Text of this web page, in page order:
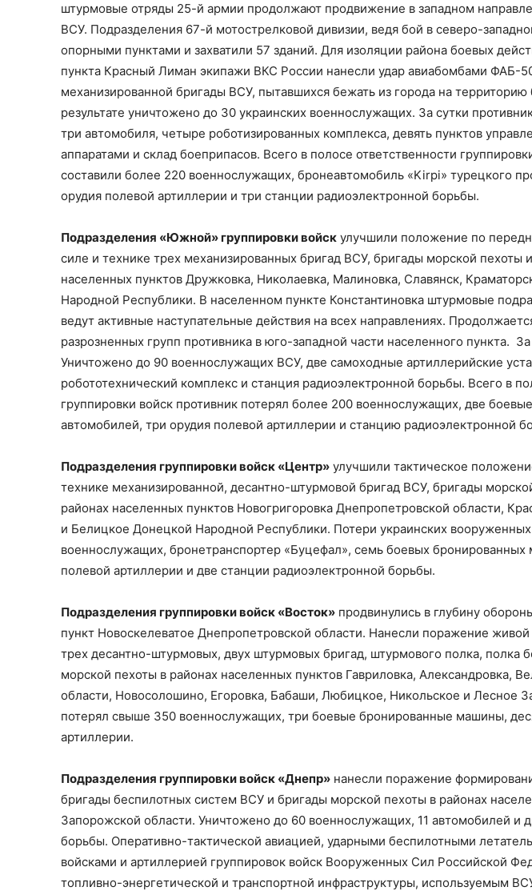
штурмовые отряды 25-й армии продолжают продвижение в западном
ВСУ. Подразделения 67-й мотострелковой дивизии, ведя бой в северо-
опорными пунктами и захватили 57 зданий. Для изоляции района боевых
пункта Красный Лиман экипажи ВКС России нанесли удар авиабомбами ФАБ-
механизированной бригады ВСУ, пытавшихся бежать из города на территорию
результате уничтожено до 30 украинских военнослужащих. За сутки
три автомобиля, четыре роботизированных комплекса, девять пунктов
аппаратами и склад боеприпасов. Всего в полосе ответственности
составили более 220 военнослужащих, бронеавтомобиль «Kirpi» турецкого
орудия полевой артиллерии и три станции радиоэлектронной борьбы.
Подразделения «Южной» группировки войск улучшили положение по
силе и технике трех механизированных бригад ВСУ, бригады морской пехоты
населенных пунктов Дружковка, Николаевка, Малиновка, Славянск,
Народной Республики. В населенном пункте Константиновка штурмовые
ведут активные наступательные действия на всех направлениях.
разрозненных групп противника в юго-западной части населенного пункта.
Уничтожено до 90 военнослужащих ВСУ, две самоходные артиллерийские
робототехнический комплекс и станция радиоэлектронной борьбы. Всего в
группировки войск противник потерял более 200 военнослужащих, две
автомобилей, три орудия полевой артиллерии и станцию радиоэлектронной
Подразделения группировки войск «Центр» улучшили тактическое
технике механизированной, десантно-штурмовой бригад ВСУ, бригады
районах населенных пунктов Новогригоровка Днепропетровской области,
и Белицкое Донецкой Народной Республики. Потери украинских
военнослужащих, бронетранспортер «Буцефал», семь боевых
полевой артиллерии и две станции радиоэлектронной борьбы.
Подразделения группировки войск «Восток» продвинулись в глубину
пункт Новоскелеватое Днепропетровской области. Нанесли поражение
трех десантно-штурмовых, двух штурмовых бригад, штурмового полка, полка
морской пехоты в районах населенных пунктов Гавриловка, Александровка,
области, Новосолошино, Егоровка, Бабаши, Любицкое, Никольское и Лесное
потерял свыше 350 военнослужащих, три боевые бронированные машины,
артиллерии.
Подразделения группировки войск «Днепр» нанесли поражение
бригады беспилотных систем ВСУ и бригады морской пехоты в районах
Запорожской области. Уничтожено до 60 военнослужащих, 11 автомобилей и
борьбы. Оперативно-тактической авиацией, ударными беспилотными
войсками и артиллерией группировок войск Вооруженных Сил Российской
топливно-энергетической и транспортной инфраструктуры, используемым